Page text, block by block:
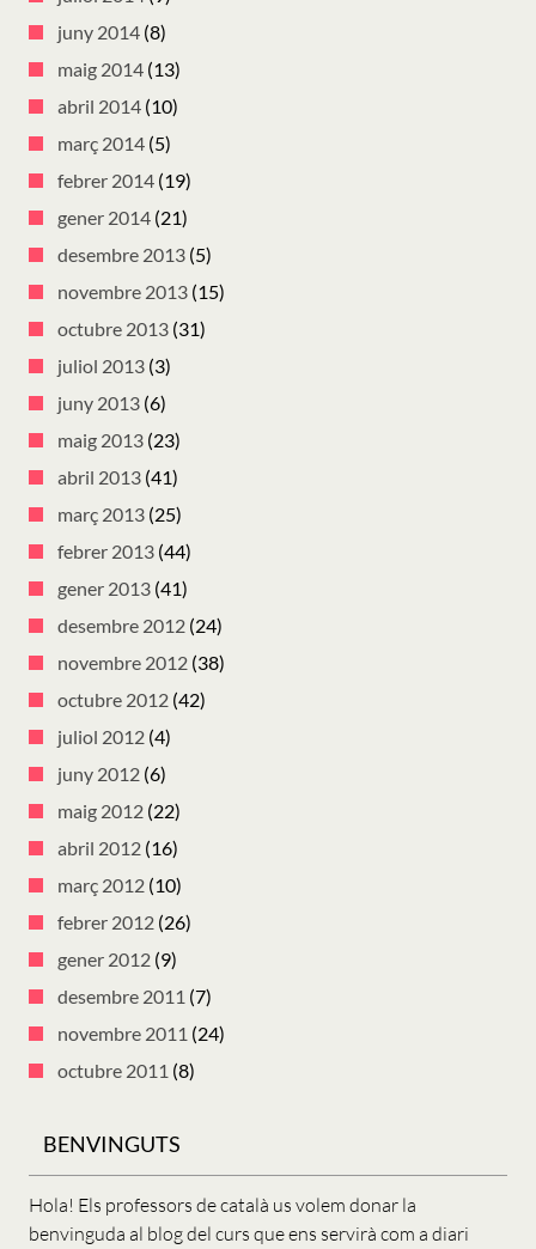
juny 2014 (8)
maig 2014 (13)
abril 2014 (10)
març 2014 (5)
febrer 2014 (19)
gener 2014 (21)
desembre 2013 (5)
novembre 2013 (15)
octubre 2013 (31)
juliol 2013 (3)
juny 2013 (6)
maig 2013 (23)
abril 2013 (41)
març 2013 (25)
febrer 2013 (44)
gener 2013 (41)
desembre 2012 (24)
novembre 2012 (38)
octubre 2012 (42)
juliol 2012 (4)
juny 2012 (6)
maig 2012 (22)
abril 2012 (16)
març 2012 (10)
febrer 2012 (26)
gener 2012 (9)
desembre 2011 (7)
novembre 2011 (24)
octubre 2011 (8)
BENVINGUTS
Hola! Els professors de català us volem donar la
benvinguda al blog del curs que ens servirà com a diari